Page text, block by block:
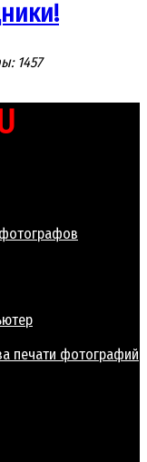
1457
печати фотографий